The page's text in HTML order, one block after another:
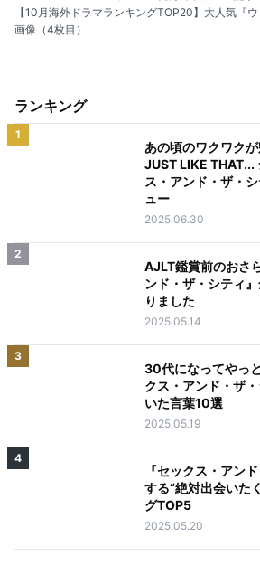
画像（4枚目）
ランキング
1
あの頃のワクワク
JUST LIKE THAT...
ス・アンド・ザ・
ュー
2025.06.30
2
AJLT鑑賞前のおさ
ンド・ザ・シティ
りました
2025.05.14
3
30代になってやっ
クス・アンド・ザ
いた言葉10選
2025.05.19
4
『セックス・アン
する“絶対出会いた
グTOP5
2025.05.20